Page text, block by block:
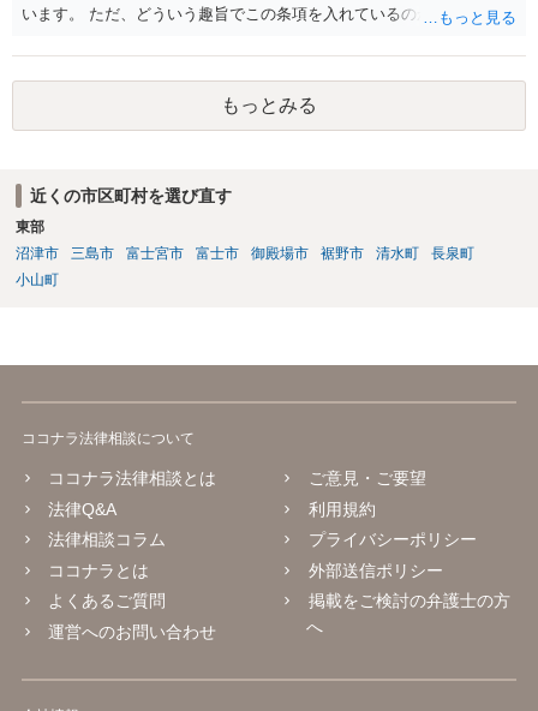
います。 ただ、どういう趣旨でこの条項を入れているのかが少し気に
く目にします。 あえて契約変更という手続きを予定しているとなる
と、守秘条項との関係なのかもしれませんが、場合によっては、契約
条件（代金）の下方修正を考えてのものなのかという危惧はありま
す。
もっとみる
近くの市区町村を選び直す
東部
沼津市
三島市 富士宮市 富士市 御殿場市 裾野市 清水町
長泉町
小山町
ココナラ法律相談について
ココナラ法律相談とは
法律Q&A
法律相談コラム
ココナラとは
よくあるご質問
運営へのお問い合わせ
ご意見・ご要望
利用規約
プライバシーポリシー
外部送信ポリシー
掲載をご検討の弁護士の方
へ